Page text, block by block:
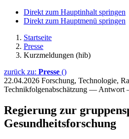
Direkt zum Hauptinhalt springen
Direkt zum Hauptmenü springen
Startseite
Presse
Kurzmeldungen (hib)
zurück zu: Presse ()
22.04.2026 Forschung, Technologie,
Technikfolgenabschätzung — Antwort
Regierung zur
Gesundheitsforschung